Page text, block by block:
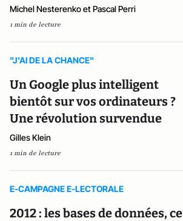
Michel Nesterenko et Pascal Perri
1 min de lecture
"J'AI DE LA CHANCE"
Un Google plus intelligent
bientôt sur vos ordinateurs ?
Une révolution survendue
Gilles Klein
1 min de lecture
E-CAMPAGNE E-LECTORALE
2012 : les bases de données, ce